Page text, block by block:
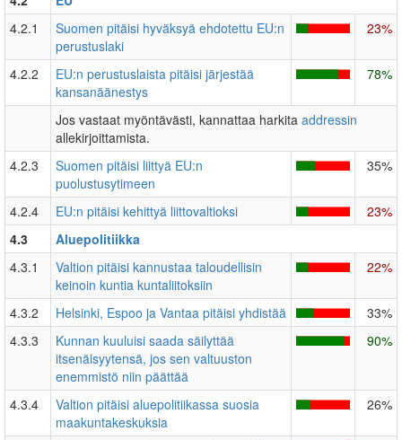
4.2.1
Suomen pitäisi hyväksyä ehdotettu EU:n
perustuslaki
23%
4.2.2
EU:n perustuslaista pitäisi järjestää
kansanäänestys
78%
Jos vastaat myöntävästi, kannattaa harkita addressin
allekirjoittamista.
4.2.3
Suomen pitäisi liittyä EU:n
puolustusytimeen
35%
4.2.4 EU:n pitäisi kehittyä liittovaltioksi
23%
4.3
Aluepolitiikka
4.3.1
Valtion pitäisi kannustaa taloudellisin
keinoin kuntia kuntaliitoksiin
22%
4.3.2 Helsinki, Espoo ja Vantaa pitäisi yhdistää
33%
4.3.3
Kunnan kuuluisi saada säilyttää
itsenäisyytensä, jos sen valtuuston
enemmistö niin päättää
90%
4.3.4
Valtion pitäisi aluepolitiikassa suosia
maakuntakeskuksia
26%